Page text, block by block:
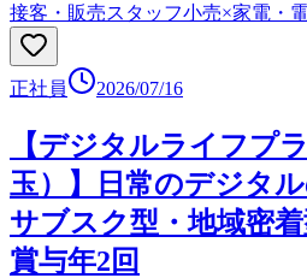
接客・販売スタッフ小売×家電・
正社員 2026/07/16
【デジタルライフプ
玉）】日常のデジタ
サブスク型・地域密
賞与年2回